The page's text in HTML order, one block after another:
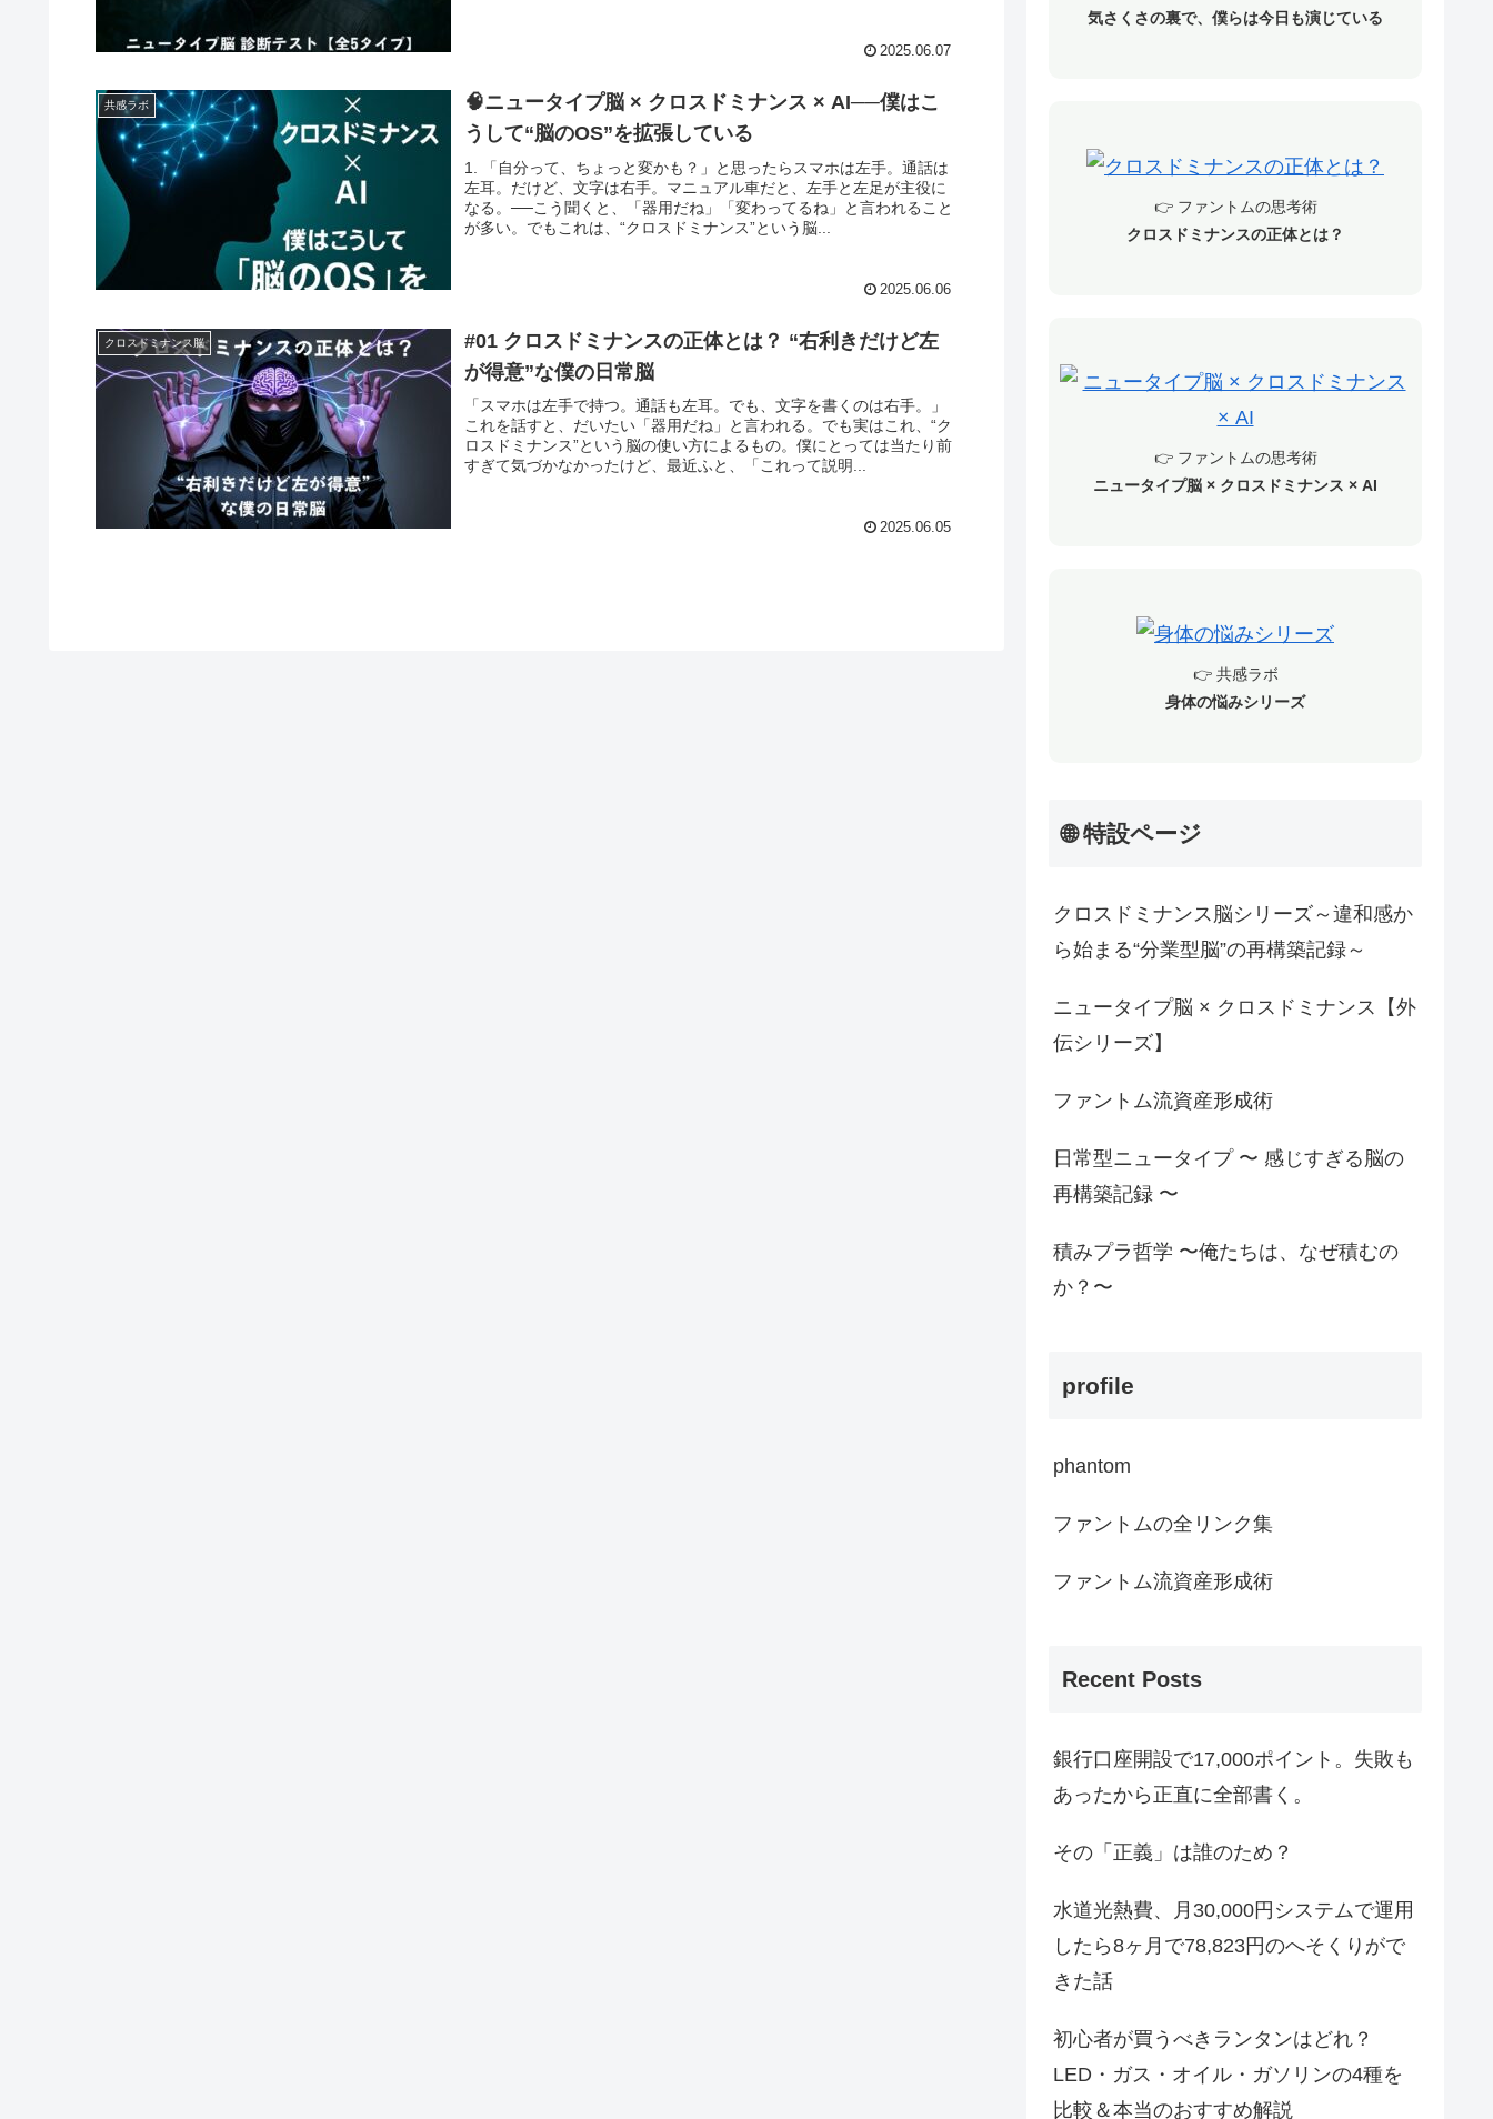
2025.06.07
共感ラボ
🧠ニュータイプ脳 × クロスドミナンス × AI──僕はこ
うして“脳のOS”を拡張している
1. 「自分って、ちょっと変かも？」と思ったらスマホは左手。通話は
左耳。だけど、文字は右手。マニュアル車だと、左手と左足が主役に
なる。──こう聞くと、「器用だね」「変わってるね」と言われること
が多い。でもこれは、“クロスドミナンス”という脳...
2025.06.06
クロスドミナンス脳
#01 クロスドミナンスの正体とは？ “右利きだけど左
が得意”な僕の日常脳
「スマホは左手で持つ。通話も左耳。でも、文字を書くのは右手。」
これを話すと、だいたい「器用だね」と言われる。でも実はこれ、“ク
ロスドミナンス”という脳の使い方によるもの。僕にとっては当たり前
すぎて気づかなかったけど、最近ふと、「これって説明...
2025.06.05
気さくさの裏で、僕らは今日も演じている
👉 ファントムの思考術
クロスドミナンスの正体とは？
👉 ファントムの思考術
ニュータイプ脳 × クロスドミナンス × AI
👉 共感ラボ
身体の悩みシリーズ
🌐 特設ページ
クロスドミナンス脳シリーズ～違和感か
ら始まる“分業型脳”の再構築記録～
ニュータイプ脳 × クロスドミナンス【外
伝シリーズ】
ファントム流資産形成術
日常型ニュータイプ 〜 感じすぎる脳の
再構築記録 〜
積みプラ哲学 〜俺たちは、なぜ積むの
か？〜
profile
phantom
ファントムの全リンク集
ファントム流資産形成術
Recent Posts
銀行口座開設で17,000ポイント。失敗も
あったから正直に全部書く。
その「正義」は誰のため？
水道光熱費、月30,000円システムで運用
したら8ヶ月で78,823円のへそくりがで
きた話
初心者が買うべきランタンはどれ？
LED・ガス・オイル・ガソリンの4種を
比較＆本当のおすすめ解説